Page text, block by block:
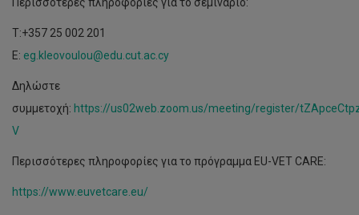
T:+357 25 002 201
E: eg.kleovoulou@edu.cut.ac.cy
Δηλώστε
συμμετοχή: https://us02web.zoom.us/meeting/register/
V
Περισσότερες πληροφορίες για το πρόγραμμα EU-VET CARE:
https://www.euvetcare.eu/